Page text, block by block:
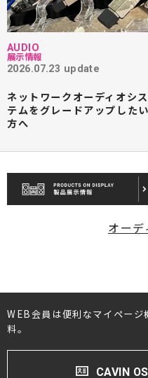
AUDIO
展示情報
2026.07.23 update
ネットワークオーディオシス
テムをグレードアップしたい
方へ
オー
WEB会員は便利なマイページ
料。
CAVIN